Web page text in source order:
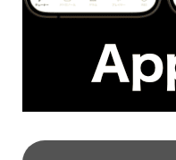
初心者の方がTommy
ル/アコギの神様とも呼
いっても無理です。